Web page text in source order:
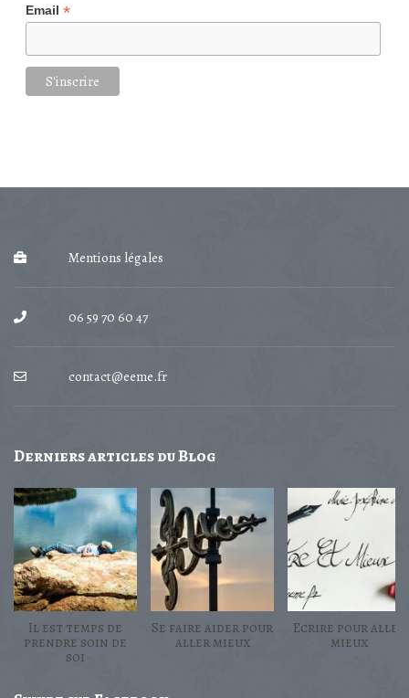
Email *
Mentions légales
06 59 70 60 47
contact@eeme.fr
Derniersarticles du Blog
Il est temps de
prendre soin de
soi
Se faire aider pour
aller mieux
Ecrire pour aller
mieux